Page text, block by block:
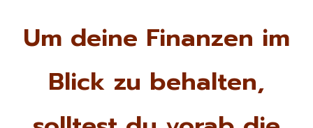
Um deine Finanzen im
Blick zu behalten,